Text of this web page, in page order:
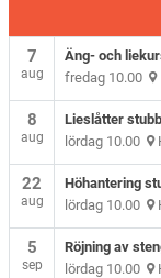
7
aug
Äng- och
fredag 10.00
8
aug
Lieslåtter
lördag 10.00
22
aug
Höhantering
lördag 10.00
5
sep
Röjning av
lördag 10.00